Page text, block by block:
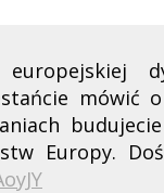
mówić
Europy.